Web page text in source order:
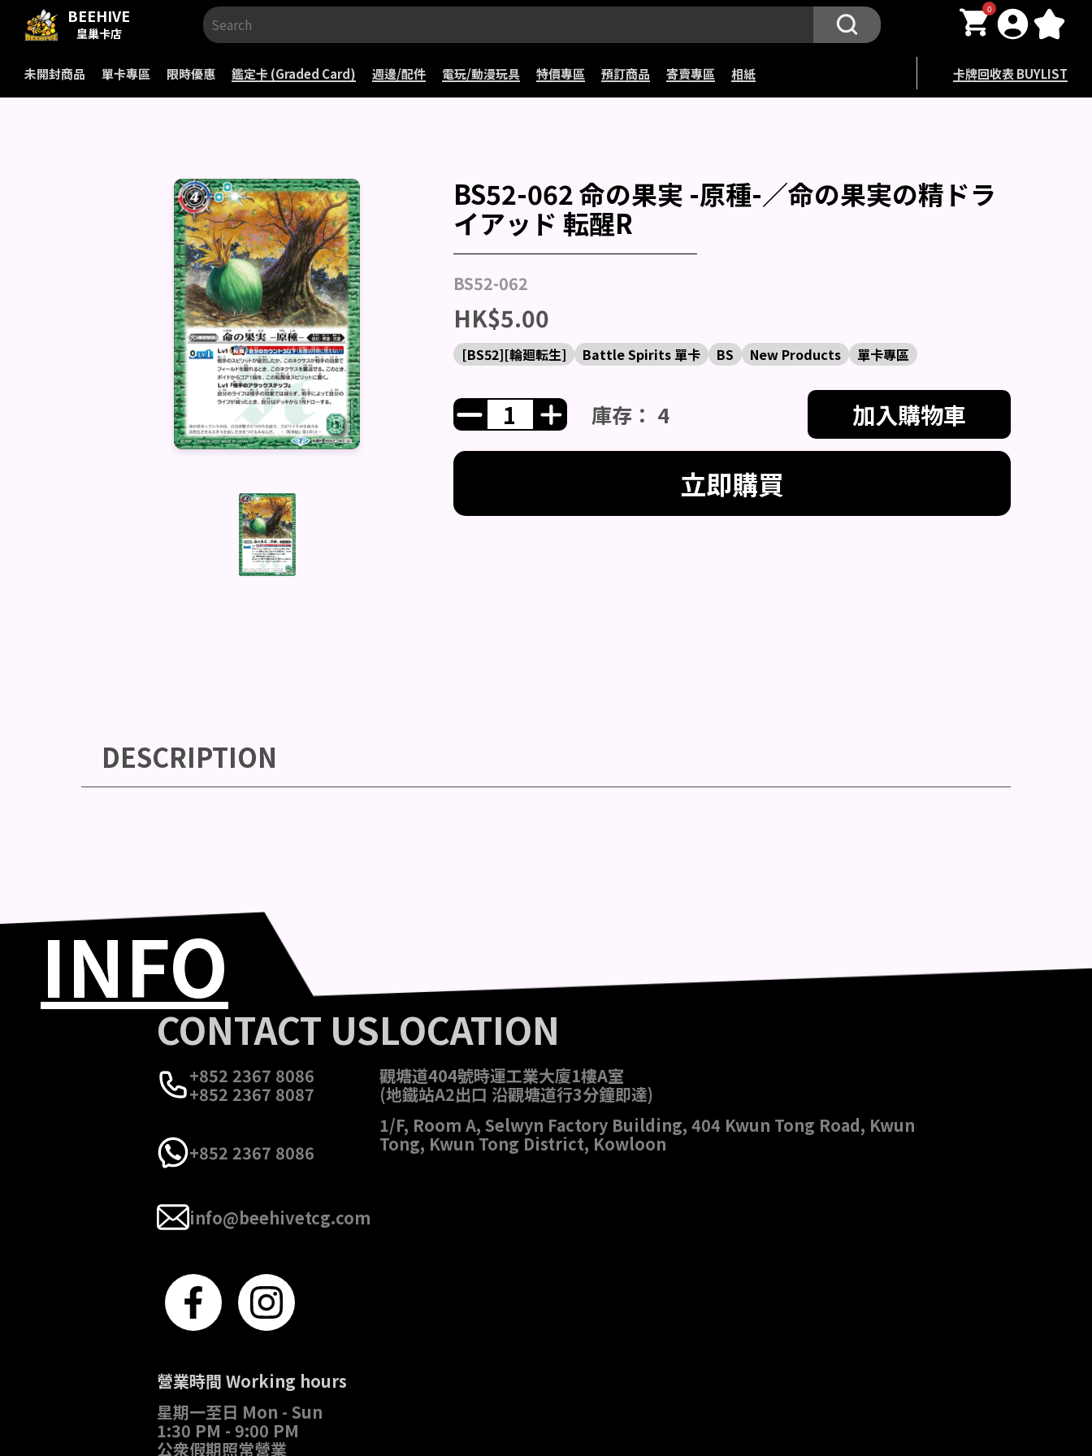
BEEHIVE
皇巢卡店
0
未開封商品 單卡專區 限時優惠 鑑定卡 (Graded Card) 週邊/配件 電玩/動漫玩具 特價專區 預訂商品 寄賣專區 相紙 卡牌回收表 BUYLIST
BS52-062 命の果実 -原種-／命の果実の精ドラ
イアッド 転醒R
BS52-062
HK$5.00
[BS52][輪廻転生] Battle Spirits 單卡 BS New Products 單卡專區
庫存： 4 加入購物車
立即購買
DESCRIPTION
INFO
CONTACT US
+852 2367 8086
+852 2367 8087
+852 2367 8086
info@beehivetcg.com
營業時間 Working hours
星期一至日 Mon - Sun
1:30 PM - 9:00 PM
公衆假期照常營業
LOCATION
觀塘道404號時運工業大廈1樓A室
(地鐵站A2出口 沿觀塘道行3分鐘即達)
1/F, Room A, Selwyn Factory Building, 404 Kwun Tong Road, Kwun
Tong, Kwun Tong District, Kowloon